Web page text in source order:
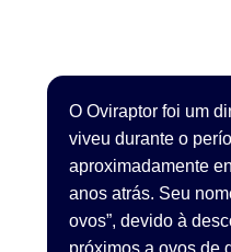
O Oviraptor foi um
viveu durante o
aproximadamente
anos atrás. Seu
ovos”, devido à
próximos a ovos de